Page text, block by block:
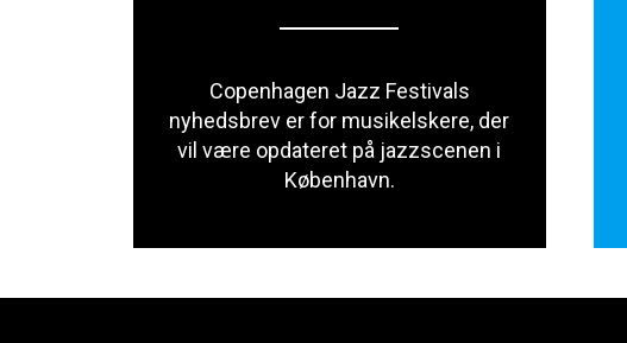
Copenhagen Jazz Festivals
nyhedsbrev er for musikelskere, der
vil være opdateret på jazzscenen i
København.